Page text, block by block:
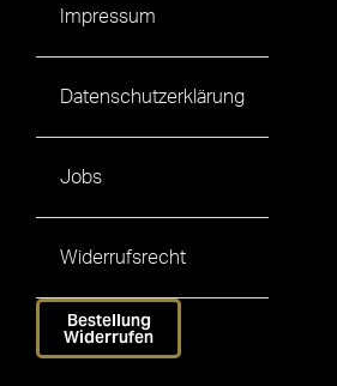
Impressum
Datenschutzerklärung
Jobs
Widerrufsrecht
Bestellung
Widerrufen